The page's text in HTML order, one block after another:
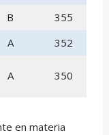
B
355
A
352
A 350
en materia